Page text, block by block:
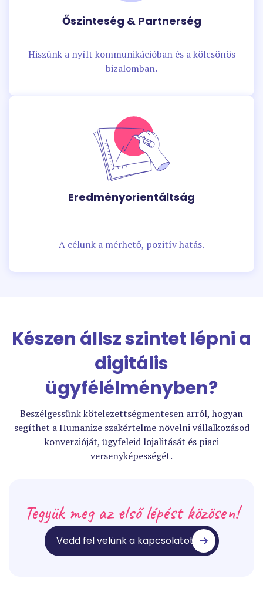
Őszinteség & Partnerség
Hiszünk a nyílt kommunikációban és a kölcsönös
bizalomban.
Eredményorientáltság
A célunk a mérhető, pozitív hatás.
Készen állsz szintet lépni a
digitális
ügyfélélményben?
Beszélgessünk kötelezettségmentesen arról, hogyan
segíthet a Humanize szakértelme növelni vállalkozásod
konverzióját, ügyfeleid lojalitását és piaci
versenyképességét.
Tegyük meg az első lépést közösen!
Vedd fel velünk a kapcsolatot